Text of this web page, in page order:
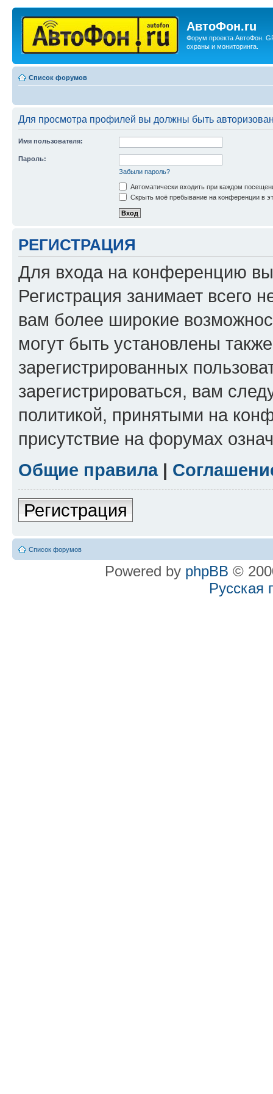
АвтоФон.ru
Форум проекта АвтоФон.
охраны и мониторинга.
Список форумов
Для просмотра профилей вы должны быть
Имя пользователя:
Пароль:
Забыли пароль?
Автоматически входить при каждом
Скрыть моё пребывание на конференции в
РЕГИСТРАЦИЯ
Для входа на конференцию
Регистрация занимает всего
вам более широкие
могут быть установлены
зарегистрированных
зарегистрироваться, вам
политикой, принятыми на
присутствие на форумах
Общие правила|
Регистрация
Список форумов
Powered by phpBB ©
Русская